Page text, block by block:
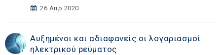
26 Απρ 2020
Αυξημένοι και αδιαφανείς οι λογαριασμοί
ηλεκτρικού ρεύματος